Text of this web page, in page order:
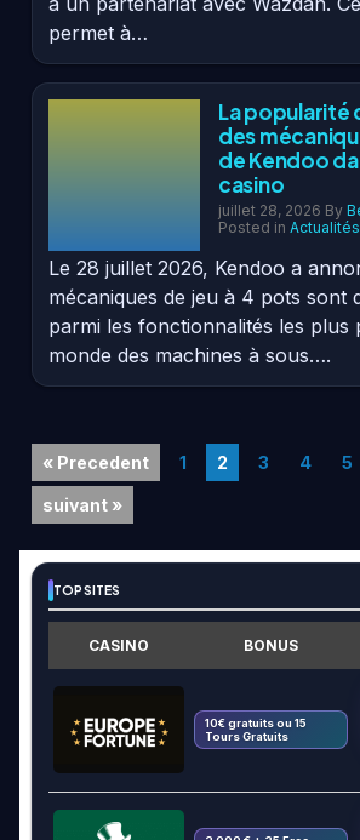
permet à…
La popularité
des
de Kendoo
casino
juillet 28, 2026 By
Posted in Actualités
Le 28 juillet 2026, Kendoo a
mécaniques de jeu à 4 pots sont
parmi les fonctionnalités les plus
monde des machines à sous….
« Precedent 1 2 3 4 5
suivant »
TOP SITES
CASINO BONUS
10€ gratuits ou 15
Tours Gratuits